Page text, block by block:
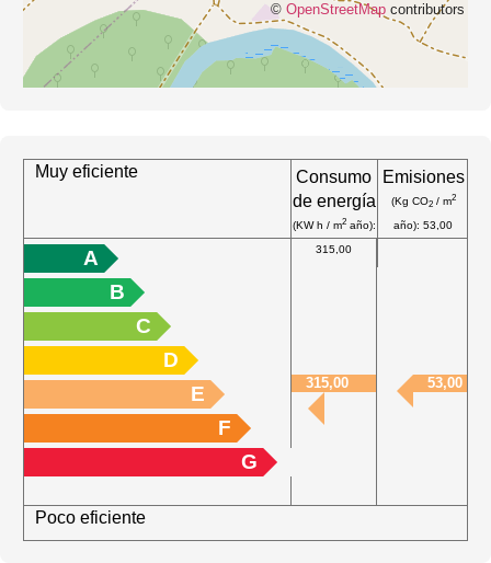
© OpenStreetMap contributors
Muy eficiente
Consumo
de energía
(KW h / m2año):
315,00
Emisiones
(Kg CO2/ m2
año): 53,00
A
B
C
D
E
F
G
315,00 53,00
Poco eficiente